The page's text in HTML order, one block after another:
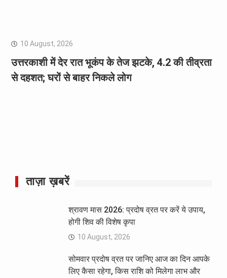
10 August, 2026
उत्तरकाशी में देर रात भूकंप के तेज झटके, 4.2 की तीव्रता
से दहशत; घरों से बाहर निकले लोग
ताज़ा ख़बरें
श्रावण मास 2026: प्रदोष व्रत पर करें ये उपाय,
होगी शिव की विशेष कृपा
10 August, 2026
सोमवार प्रदोष व्रत पर जानिए आज का दिन आपके
लिए कैसा रहेगा, किस राशि को मिलेगा लाभ और